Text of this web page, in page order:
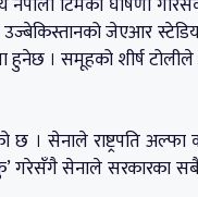
जेएआर
हुनेछ । समूहको शीर्ष
। सेनाले राष्ट्रपति
गरेसँगै सेनाले